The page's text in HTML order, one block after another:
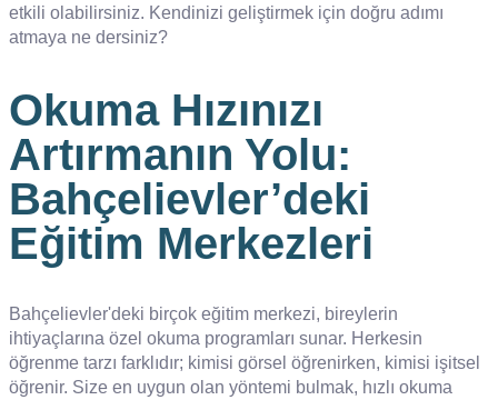
etkili olabilirsiniz. Kendinizi geliştirmek için doğru adımı
atmaya ne dersiniz?
Okuma Hızınızı
Artırmanın Yolu:
Bahçelievler’deki
Eğitim Merkezleri
Bahçelievler'deki birçok eğitim merkezi, bireylerin
ihtiyaçlarına özel okuma programları sunar. Herkesin
öğrenme tarzı farklıdır; kimisi görsel öğrenirken, kimisi işitsel
öğrenir. Size en uygun olan yöntemi bulmak, hızlı okuma